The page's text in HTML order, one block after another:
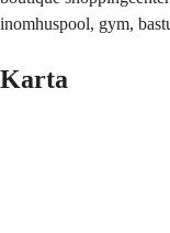
inomhuspool, gym,
Karta